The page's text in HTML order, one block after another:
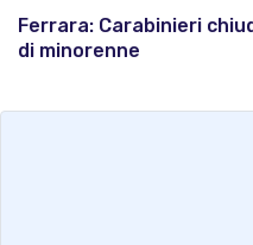
Ferrara: Carabinieri
di minorenne